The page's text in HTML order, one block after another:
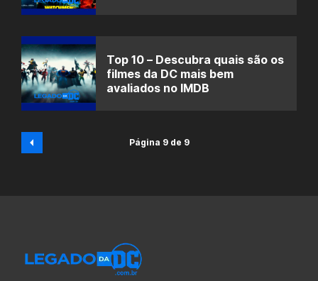
Top 10 – Descubra quais são os
filmes da DC mais bem
avaliados no IMDB
Página 9 de 9